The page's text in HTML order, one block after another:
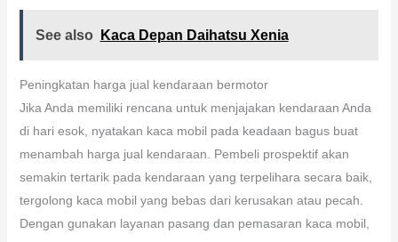
See also Kaca Depan Daihatsu Xenia
Peningkatan harga jual kendaraan bermotor
Jika Anda memiliki rencana untuk menjajakan kendaraan Anda
di hari esok, nyatakan kaca mobil pada keadaan bagus buat
menambah harga jual kendaraan. Pembeli prospektif akan
semakin tertarik pada kendaraan yang terpelihara secara baik,
tergolong kaca mobil yang bebas dari kerusakan atau pecah.
Dengan gunakan layanan pasang dan pemasaran kaca mobil,